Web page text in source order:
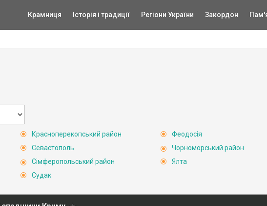
Крамниця Історія і традиції Регіони України Закордон
Красноперекопський район
Севастополь
Сімферопольський район
Судак
Феодосія
Чорноморський район
Ялта